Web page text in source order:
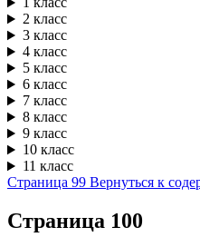
2 класс
3 класс
4 класс
5 класс
6 класс
7 класс
8 класс
9 класс
10 класс
11 класс
Страница 99 Вернуться к
Cтраница 100